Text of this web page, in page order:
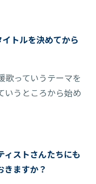
トルを決めてから
歌っていうテーマを
いうところから始め
ィストさんたちにも
きますか？